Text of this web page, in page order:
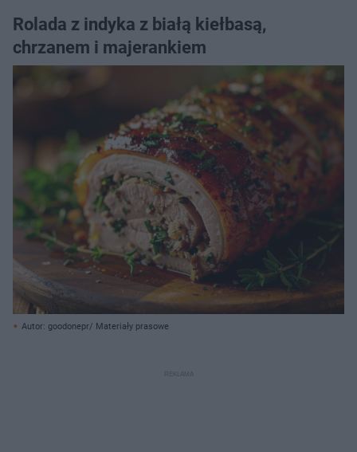
Rolada z indyka z białą kiełbasą,
chrzanem i majerankiem
Autor: goodonepr/ Materiały prasowe